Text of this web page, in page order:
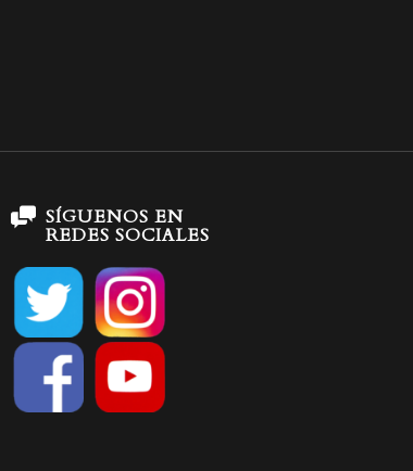
SÍGUENOS EN
REDES SOCIALES